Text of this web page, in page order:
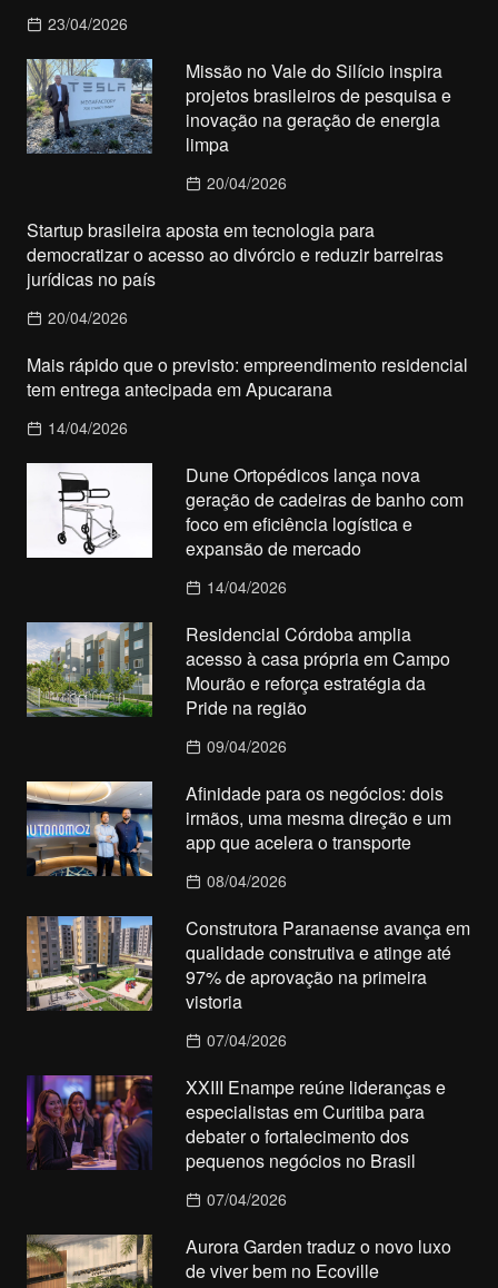
23/04/2026
Missão no Vale do Silício inspira
projetos brasileiros de pesquisa e
inovação na geração de energia
limpa
20/04/2026
Startup brasileira aposta em tecnologia para
democratizar o acesso ao divórcio e reduzir barreiras
jurídicas no país
20/04/2026
Mais rápido que o previsto: empreendimento residencial
tem entrega antecipada em Apucarana
14/04/2026
Dune Ortopédicos lança nova
geração de cadeiras de banho com
foco em eficiência logística e
expansão de mercado
14/04/2026
Residencial Córdoba amplia
acesso à casa própria em Campo
Mourão e reforça estratégia da
Pride na região
09/04/2026
Afinidade para os negócios: dois
irmãos, uma mesma direção e um
app que acelera o transporte
08/04/2026
Construtora Paranaense avança em
qualidade construtiva e atinge até
97% de aprovação na primeira
vistoria
07/04/2026
XXIII Enampe reúne lideranças e
especialistas em Curitiba para
debater o fortalecimento dos
pequenos negócios no Brasil
07/04/2026
Aurora Garden traduz o novo luxo
de viver bem no Ecoville